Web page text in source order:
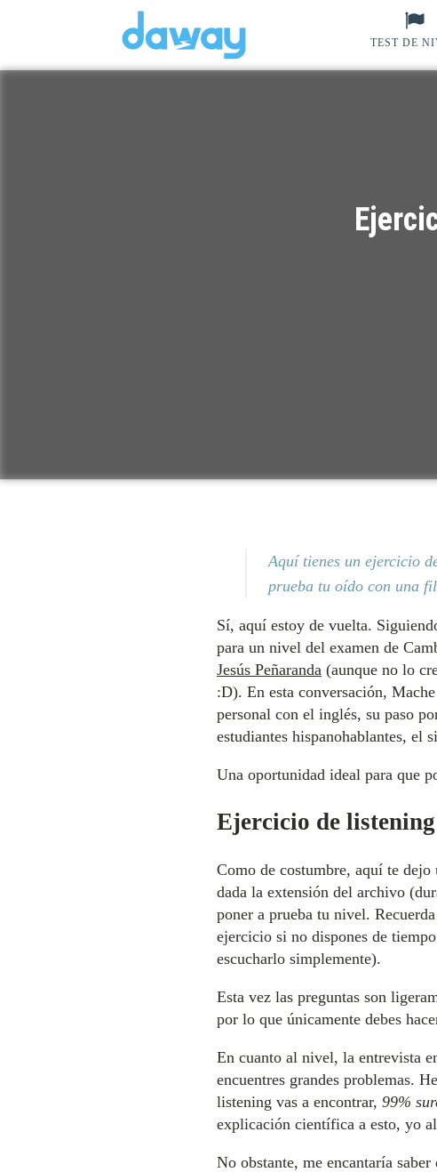
TEST DE
Aquí tienes un ejercicio
prueba tu oído con una
Sí, aquí estoy de vuelta.
para un nivel del examen de
Jesús Peñaranda(aunque no lo
:D). En esta conversación,
personal con el inglés, su paso
estudiantes hispanohablantes, el
Una oportunidad ideal para que
Ejercicio de
Como de costumbre, aquí te
dada la extensión del archivo
poner a prueba tu nivel.
ejercicio si no dispones de
escucharlo simplemente).
Esta vez las preguntas son
por lo que únicamente debes
En cuanto al nivel, la entrevista
encuentres grandes problemas.
listening vas a encontrar, 99%
explicación científica a esto, yo
No obstante, me encantaría